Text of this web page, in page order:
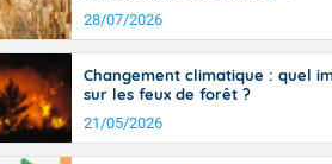
22 à 24,
sur le
hors côtes
38 ou 39
28/07/2026
Changement climatique : quel
sur les feux de forêt ?
21/05/2026